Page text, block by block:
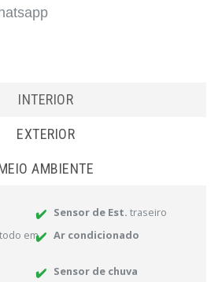
INTERIOR
EXTERIOR
AMBIENTE
Sensor de Est. traseiro
todo em
Ar condicionado
Sensor de chuva